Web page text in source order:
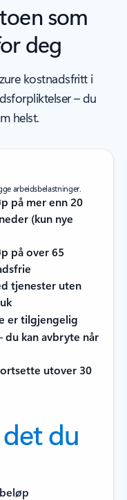
som
deg
kostnadsfritt i
– du
helst.
arbeidsbelastninger.
på mer enn 20
(kun nye
på over 65
tjenester uten
er tilgjengelig
kan avbryte når
utover 30
du